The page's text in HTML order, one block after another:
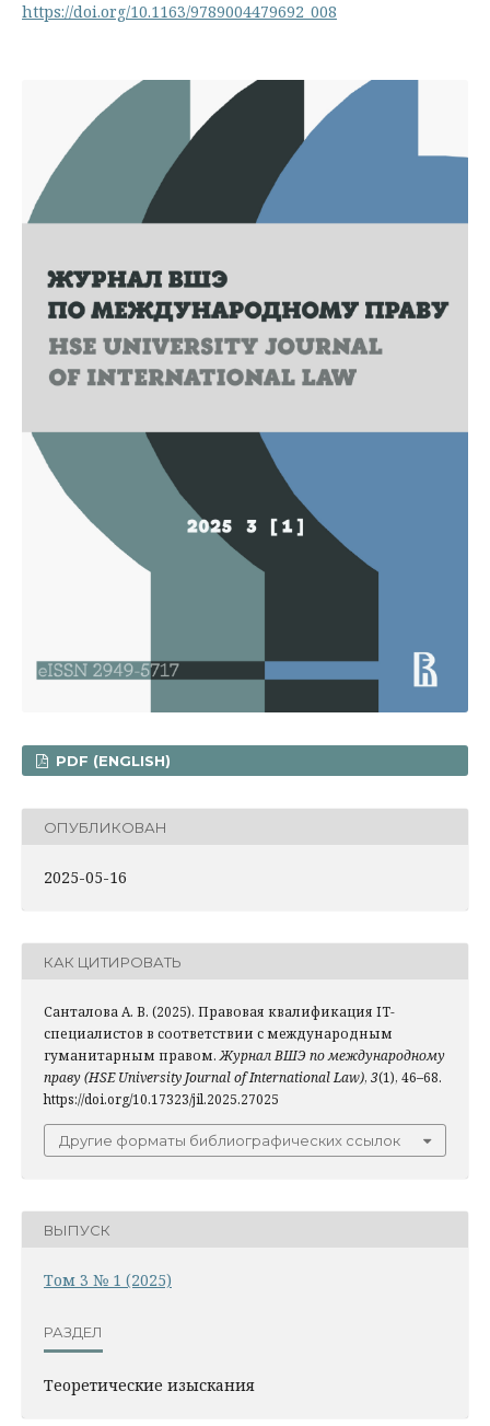
https://doi.org/10.1163/9789004479692_008
PDF (ENGLISH)
ОПУБЛИКОВАН
2025-05-16
КАК ЦИТИРОВАТЬ
Санталова А. В. (2025). Правовая квалификация IT-
специалистов в соответствии с международным
гуманитарным правом.Журнал ВШЭ по международному
праву (HSE University Journal of International Law), 3(1), 46–68.
https://doi.org/10.17323/jil.2025.27025
Другие форматы библиографических ссылок
ВЫПУСК
Том 3 № 1 (2025)
РАЗДЕЛ
Теоретические изыскания